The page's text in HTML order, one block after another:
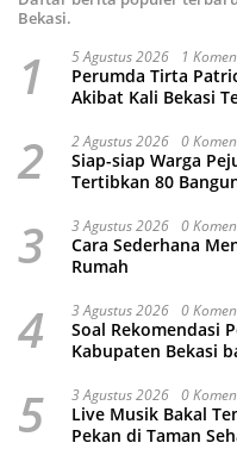
Bekasi.
1 5 Agustus 2026 1
Perumda Tirta
Akibat Kali Bekasi
2 2 Agustus 2026 0
Siap-siap Warga
Tertibkan 80
3 3 Agustus 2026 0
Cara Sederhana
Rumah
4 3 Agustus 2026 0
Soal Rekomendasi
Kabupaten Bekasi
5 3 Agustus 2026 0
Live Musik Bakal
Pekan di Taman